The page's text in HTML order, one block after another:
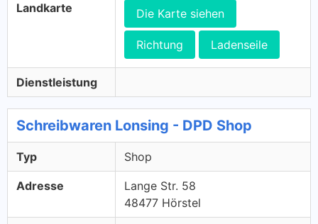
Landkarte Die Karte siehen
Richtung Ladenseile
Dienstleistung
Schreibwaren Lonsing - DPD Shop
Typ Shop
Adresse
Lange Str. 58
48477 Hörstel